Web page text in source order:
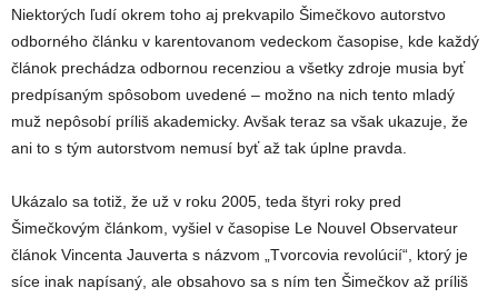
Niektorých ľudí okrem toho aj prekvapilo Šimečkovo autorstvo
odborného článku v karentovanom vedeckom časopise, kde každý
článok prechádza odbornou recenziou a všetky zdroje musia byť
predpísaným spôsobom uvedené – možno na nich tento mladý
muž nepôsobí príliš akademicky. Avšak teraz sa však ukazuje, že
ani to s tým autorstvom nemusí byť až tak úplne pravda.
Ukázalo sa totiž, že už v roku 2005, teda štyri roky pred
Šimečkovým článkom, vyšiel v časopise Le Nouvel Observateur
článok Vincenta Jauverta s názvom „Tvorcovia revolúcií“, ktorý je
síce inak napísaný, ale obsahovo sa s ním ten Šimečkov až príliš